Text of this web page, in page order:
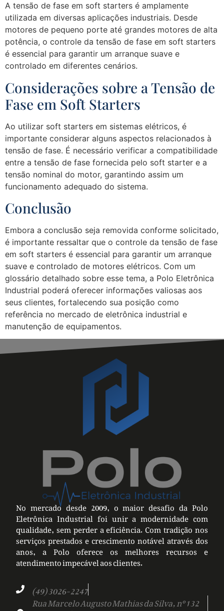
A tensão de fase em soft starters é amplamente
utilizada em diversas aplicações industriais. Desde
motores de pequeno porte até grandes motores de alta
potência, o controle da tensão de fase em soft starters
é essencial para garantir um arranque suave e
controlado em diferentes cenários.
Considerações sobre a Tensão de
Fase em Soft Starters
Ao utilizar soft starters em sistemas elétricos, é
importante considerar alguns aspectos relacionados à
tensão de fase. É necessário verificar a compatibilidade
entre a tensão de fase fornecida pelo soft starter e a
tensão nominal do motor, garantindo assim um
funcionamento adequado do sistema.
Conclusão
Embora a conclusão seja removida conforme solicitado,
é importante ressaltar que o controle da tensão de fase
em soft starters é essencial para garantir um arranque
suave e controlado de motores elétricos. Com um
glossário detalhado sobre esse tema, a Polo Eletrônica
Industrial poderá oferecer informações valiosas aos
seus clientes, fortalecendo sua posição como
referência no mercado de eletrônica industrial e
manutenção de equipamentos.
No mercado desde 2009, o maior desafio da Polo
Eletrônica Industrial foi unir a modernidade com
qualidade, sem perder a eficiência. Com tradição nos
serviços prestados e crescimento notável através dos
anos, a Polo oferece os melhores recursos e
atendimento impecável aos clientes.
(49) 3026-2247
Rua Marcelo Augusto Mathias da Silva, nº 132